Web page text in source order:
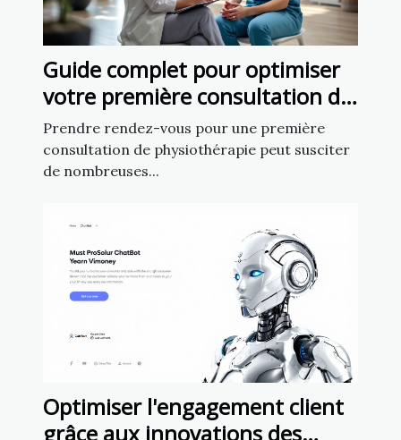
Guide complet pour optimiser
votre première consultation de
physiothérapie
Prendre rendez-vous pour une première
consultation de physiothérapie peut susciter
de nombreuses...
Optimiser l'engagement client
grâce aux innovations des